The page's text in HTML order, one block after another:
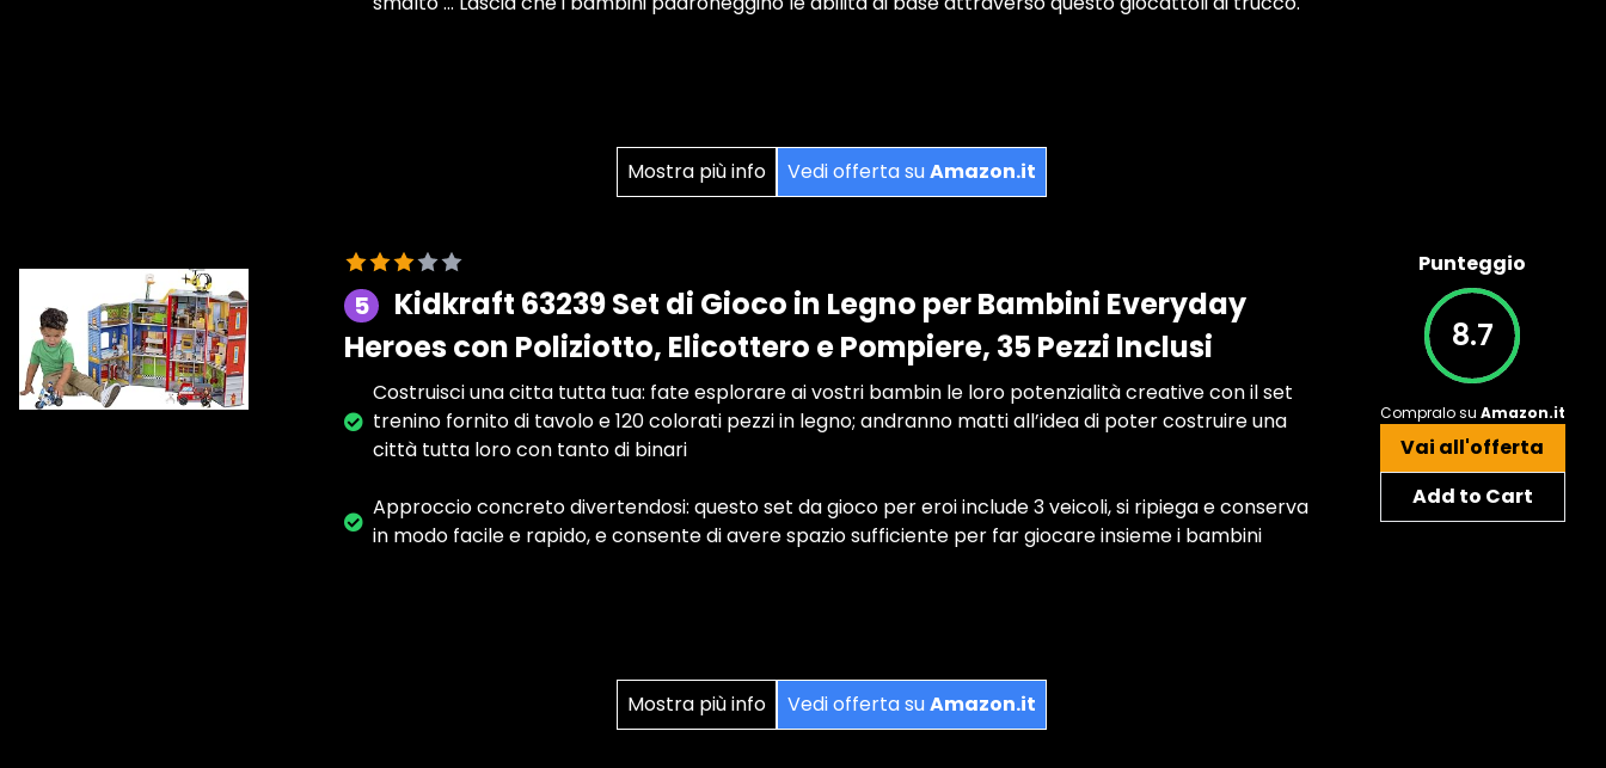
Mostra più info Vedi offerta suAmazon.it
5
Kidkraft 63239 Set di Gioco in Legno per Bambini Everyday
Heroes con Poliziotto, Elicottero e Pompiere, 35 Pezzi Inclusi
Costruisci una citta tutta tua: fate esplorare ai vostri bambin le loro potenzialità creative con il set
trenino fornito di tavolo e 120 colorati pezzi in legno; andranno matti all’idea di poter costruire una
città tutta loro con tanto di binari
Approccio concreto divertendosi: questo set da gioco per eroi include 3 veicoli, si ripiega e conserva
in modo facile e rapido, e consente di avere spazio sufficiente per far giocare insieme i bambini
Mostra più info Vedi offerta suAmazon.it
Punteggio
8.7
Compralo su Amazon.it
Vai all'offerta
Add to Cart